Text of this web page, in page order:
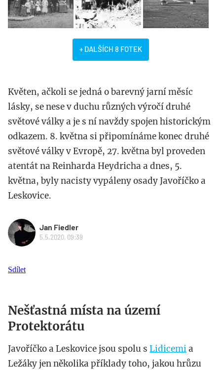
+ DALŠÍCH 8 FOTEK
Květen, ačkoli se jedná o barevný jarní měsíc
lásky, se nese v duchu různých výročí druhé
světové války a je s ní navždy spojen historickým
odkazem. 8. května si připomínáme konec druhé
světové války v Evropě, 27. května byl proveden
atentát na Reinharda Heydricha a dnes, 5.
května, byly nacisty vypáleny osady Javoříčko a
Leskovice.
Jan Fiedler
5.5.2020, 09:39
Sdílet
Nešťastná místa na území
Protektorátu
Javoříčko a Leskovice jsou spolu s Lidicemia
Ležáky jen několika příklady toho, jakou hrůzu